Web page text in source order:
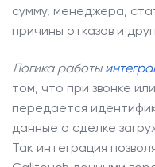
сумму, менеджера,
причины отказов и
Логика работы
том, что при звонке
передается
данные о сделке
Так интеграция